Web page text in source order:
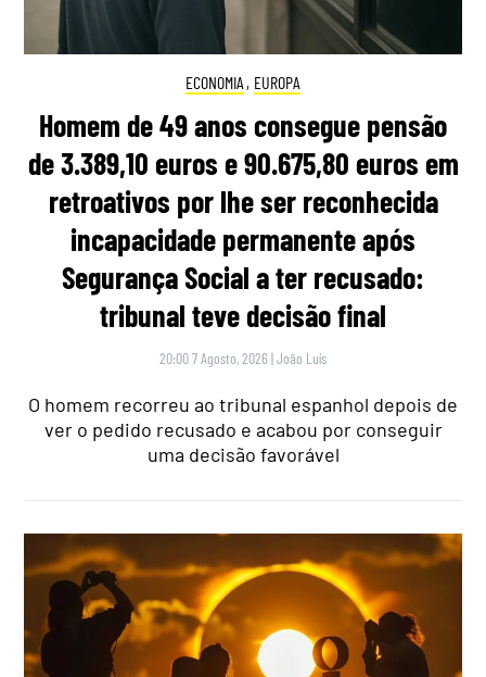
ECONOMIA , EUROPA
Homem de 49 anos consegue pensão
de 3.389,10 euros e 90.675,80 euros em
retroativos por lhe ser reconhecida
incapacidade permanente após
Segurança Social a ter recusado:
tribunal teve decisão final
20:00 7 Agosto, 2026 |João Luís
O homem recorreu ao tribunal espanhol depois de
ver o pedido recusado e acabou por conseguir
uma decisão favorável